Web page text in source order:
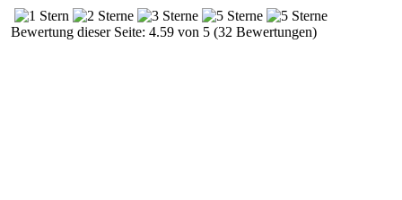
Bewertung dieser Seite: 4.59 von 5 (32 Bewertungen)